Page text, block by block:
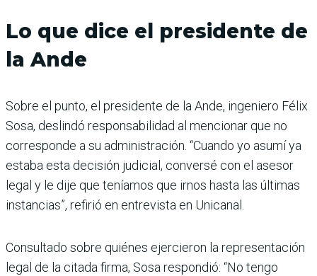
Lo que dice el presidente de
la Ande
Sobre el punto, el presidente de la Ande, ingeniero Félix
Sosa, deslindó responsabilidad al mencionar que no
corresponde a su administración. “Cuando yo asumí ya
estaba esta decisión judicial, conversé con el asesor
legal y le dije que teníamos que irnos hasta las últimas
instancias”, refirió en entrevista en Unicanal.
Consultado sobre quiénes ejercieron la representación
legal de la citada firma, Sosa respondió: “No tengo